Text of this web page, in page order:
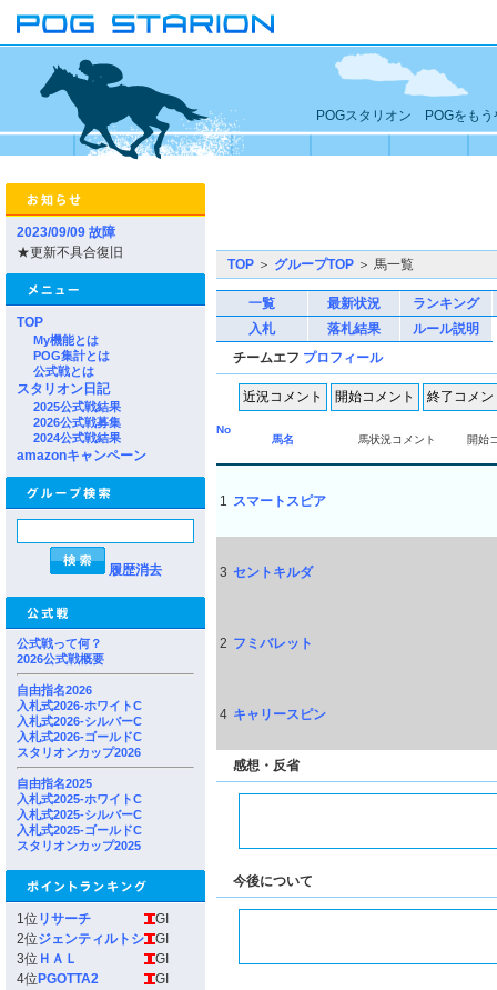
POGスタリオン POGをもう
2023/09/09 故障
★更新不具合復旧
TOP
My機能とは
POG集計とは
公式戦とは
スタリオン日記
2025公式戦結果
2026公式戦募集
2024公式戦結果
amazonキャンペーン
履歴消去
公式戦って何？
2026公式戦概要
自由指名2026
入札式2026-ホワイトC
入札式2026-シルバーC
入札式2026-ゴールドC
スタリオンカップ2026
自由指名2025
入札式2025-ホワイトC
入札式2025-シルバーC
入札式2025-ゴールドC
スタリオンカップ2025
1位 リサーチ
GI
2位ジェンティルトシ
GI
3位 ＨＡＬ
GI
4位 PGOTTA2
GI
TOP ＞ グループTOP ＞ 馬一覧
一覧 最新状況
ランキング
入札
落札結果
ルール説明
チームエフ プロフィール
No
馬名
馬状況コメント 開始
1 スマートスピア
3 セントキルダ
2 フミバレット
4 キャリースピン
感想・反省
今後について